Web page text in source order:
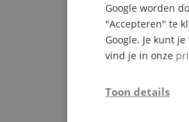
Google worden
"Accepteren" te
Google. Je kunt
vind je in onze
Toon details